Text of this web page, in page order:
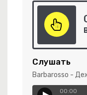
Слушать
Barbarosso -
00:00
Хочу Кричать
Красные